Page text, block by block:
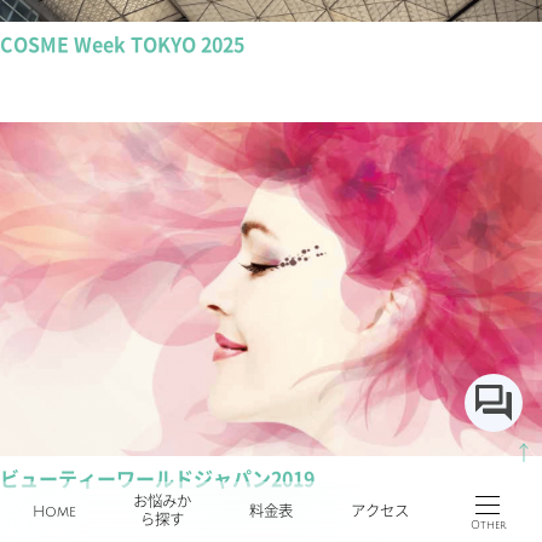
Home
お悩みか
ら探す
料金表 アクセス
Other
COSME Week TOKYO 2025
ビューティーワールドジャパン2019
↑